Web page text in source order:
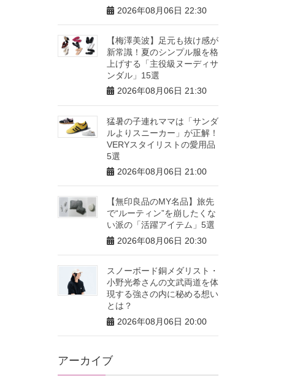
2026年08月06日 22:30
【梅澤美波】足元も抜け感が
新常識！夏のシンプル服を格
上げする「主役級ヌーディサ
ンダル」15選
2026年08月06日 21:30
猛暑の子連れママは「サンダ
ルよりスニーカー」が正解！
VERYスタイリストの愛用品
5選
2026年08月06日 21:00
【無印良品のMY名品】旅先
で“ルーティン”を崩したくな
い派の「活躍アイテム」5選
2026年08月06日 20:30
スノーボード銅メダリスト・
小野光希さんの文武両道を体
現する強さの内に秘める想い
とは？
2026年08月06日 20:00
アーカイブ